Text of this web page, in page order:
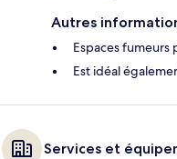
Autres
Espaces fumeurs
Est idéal
Services et